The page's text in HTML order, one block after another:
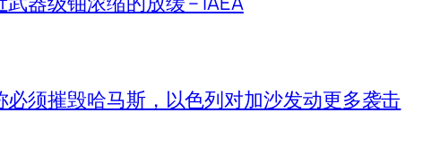
必须摧毁哈马斯，以色列对加沙发动更多袭击